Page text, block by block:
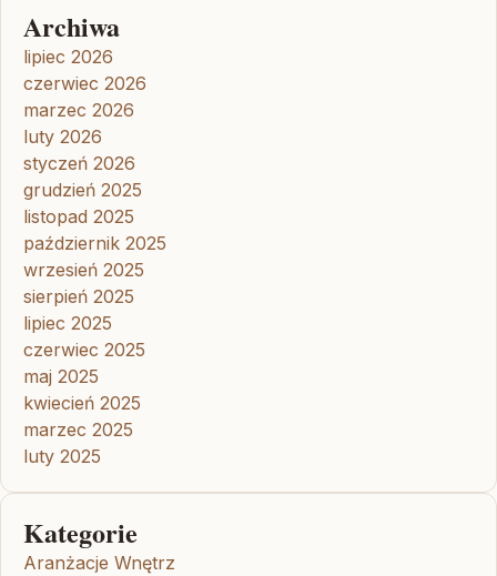
Archiwa
lipiec 2026
czerwiec 2026
marzec 2026
luty 2026
styczeń 2026
grudzień 2025
listopad 2025
październik 2025
wrzesień 2025
sierpień 2025
lipiec 2025
czerwiec 2025
maj 2025
kwiecień 2025
marzec 2025
luty 2025
Kategorie
Aranżacje Wnętrz